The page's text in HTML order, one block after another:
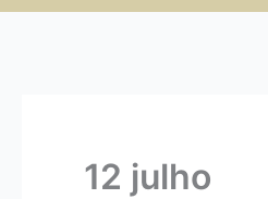
12 julho